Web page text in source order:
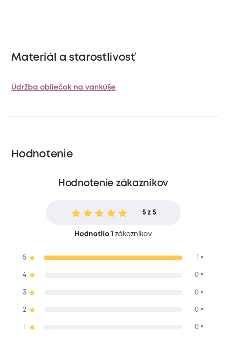
Materiál a starostlivosť
Údržba obliečok na vankúše
Hodnotenie
Hodnotenie zákazníkov
5 z 5
Hodnotilo 1 zákazníkov
5 1 ×
4 0 ×
3 0 ×
2 0 ×
0 ×